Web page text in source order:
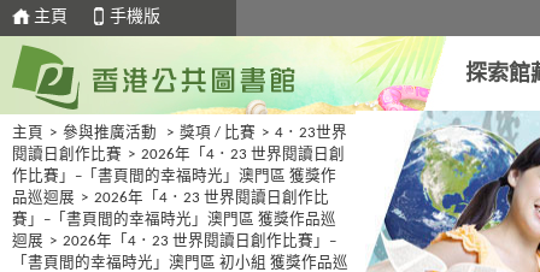
主頁 手機版
探索館
主頁 > 參與推廣活動 > 獎項 / 比賽 > 4．23世界
閱讀日創作比賽 > 2026年「4．23 世界閱讀日創
作比賽」–「書頁間的幸福時光」澳門區 獲獎作
品巡迴展 > 2026年「4．23 世界閱讀日創作比
賽」–「書頁間的幸福時光」澳門區 獲獎作品巡
迴展 > 2026年「4．23 世界閱讀日創作比賽」–
「書頁間的幸福時光」澳門區 初小組 獲獎作品巡